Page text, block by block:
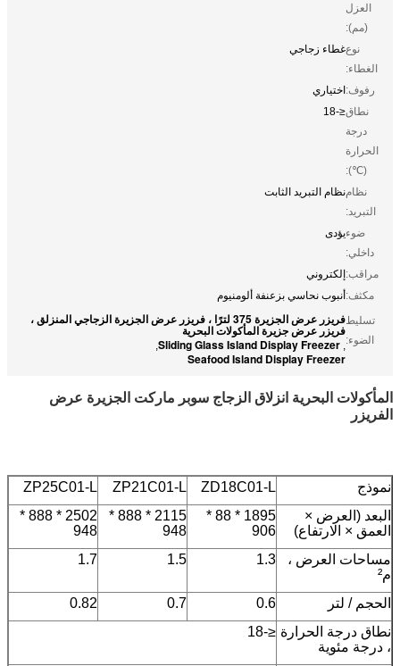
العزل
(مم):
نوع
الغطاء:
غطاء زجاجي
رفوف:اختياري
نطاق
درجة
الحرارة
(℃):
≤-18
نظام
التبريد:
نظام التبريد الثابت
ضوء
داخلي:
يؤدى
مراقب:إلكتروني
مكثف:أنبوب نحاسي بزعنفة ألومنيوم
تسليط
الضوء:
فريزر عرض الجزيرة 375 لترًا ، فريزر عرض الجزيرة الزجاجي المنزلق ،
فريزر عرض جزيرة المأكولات البحرية
,
Sliding Glass Island Display Freezer
,
Seafood Island Display Freezer
المأكولات البحرية انزلاق الزجاج سوبر ماركت الجزيرة عرض
الفريزر
نموذج ZD18C01-L
ZP21C01-L
ZP25C01-L
البعد (العرض ×
العمق × الارتفاع)
1895 * 88 *
906
2115 * 888 *
948
2502 * 888 *
948
مساحات العرض ،
م²
1.3
1.5
1.7
الحجم / لتر 0.6
0.7
0.82
نطاق درجة الحرارة
، درجة مئوية
≤-18